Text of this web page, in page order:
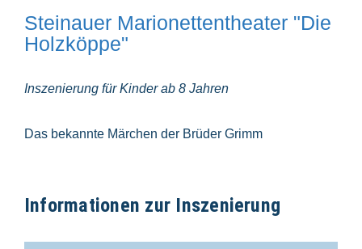
Steinauer Marionettentheater "Die
Holzköppe"
Inszenierung für Kinder ab 8 Jahren
Das bekannte Märchen der Brüder Grimm
Informationen zur Inszenierung